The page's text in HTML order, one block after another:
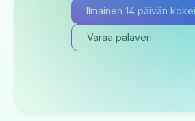
Ilmainen 14 päivän
Varaa palaveri